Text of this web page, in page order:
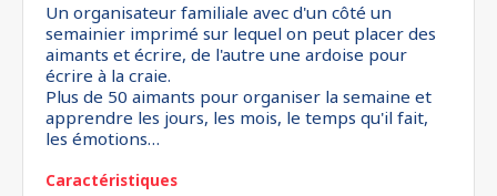
Un organisateur familiale avec d'un côté un
semainier imprimé sur lequel on peut placer des
aimants et écrire, de l'autre une ardoise pour
écrire à la craie.
Plus de 50 aimants pour organiser la semaine et
apprendre les jours, les mois, le temps qu'il fait,
les émotions…
Caractéristiques